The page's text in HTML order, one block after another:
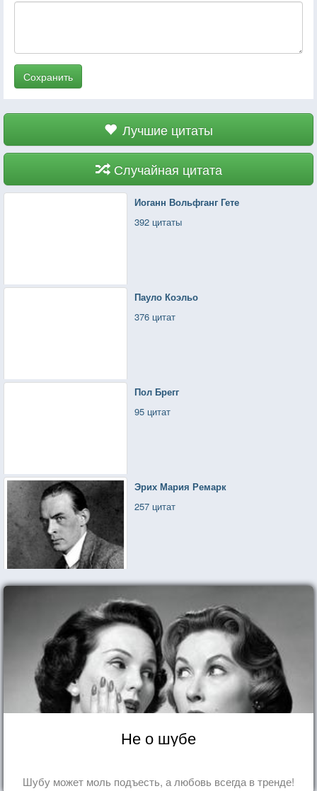
Сохранить
Лучшие цитаты
Случайная цитата
Иоганн Вольфганг Гете
392 цитаты
Пауло Коэльо
376 цитат
Пол Брегг
95 цитат
Эрих Мария Ремарк
257 цитат
Не о шубе
Шубу может моль подъесть, а любовь всегда в тренде!